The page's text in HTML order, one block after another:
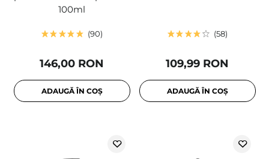
100ml
90
146,00 RON
ADAUGĂ ÎN COȘ
58
109,99 RON
ADAUGĂ ÎN COȘ